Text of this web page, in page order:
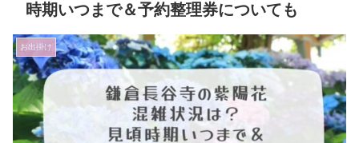
時期いつまで＆予約整理券についても
お出掛け